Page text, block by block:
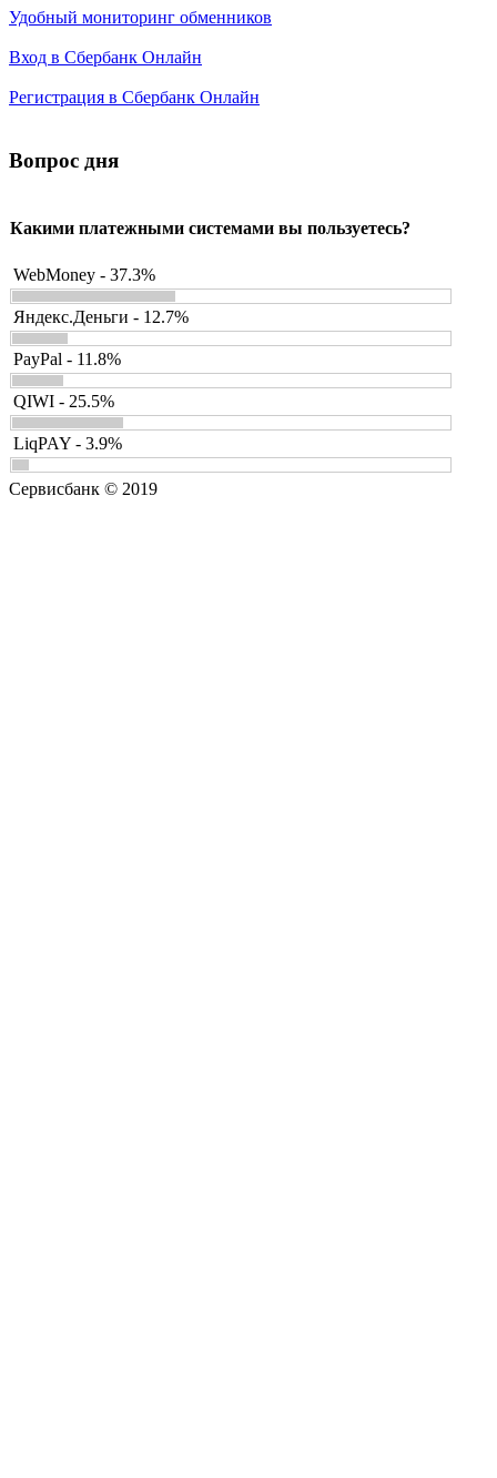
Удобный мониторинг обменников
Вход в Сбербанк Онлайн
Регистрация в Сбербанк Онлайн
Вопрос дня
Какими платежными системами вы пользуетесь?
WebMoney - 37.3%
Яндекс.Деньги - 12.7%
PayPal - 11.8%
QIWI - 25.5%
LiqPAY - 3.9%
Сервисбанк © 2019